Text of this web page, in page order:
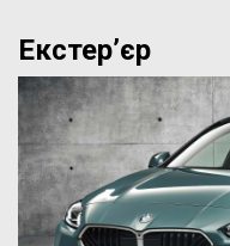
Екстер’єр